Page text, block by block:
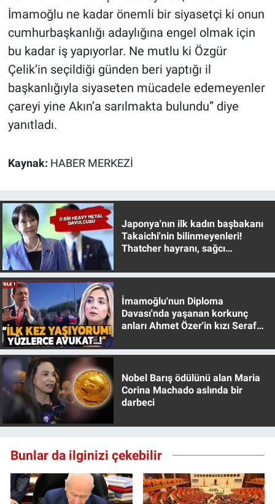
İmamoğlu ne kadar önemli bir siyasetçi ki onun
cumhurbaşkanlığı adaylığına engel olmak için
bu kadar iş yapıyorlar. Ne mutlu ki Özgür
Çelik’in seçildiği günden beri yaptığı il
başkanlığıyla siyaseten mücadele edemeyenler
çareyi yine Akın’a sarılmakta bulundu” diye
yanıtladı.
Kaynak: HABER MERKEZİ
Japonya'nın ilk kadın başbakanı
Takaichi'nin bilinmeyenleri!
Thatcher hayranı, sağcı
İmamoğlu'nun Diploma
Davası'nda yaşanan korkunç
anları Ahmet Özer'in kızı Seraf
Nobel Barış ödülünü alan Maria
Corina Machado aslında bir
darbeci
Bunlar da ilginizi çekebilir